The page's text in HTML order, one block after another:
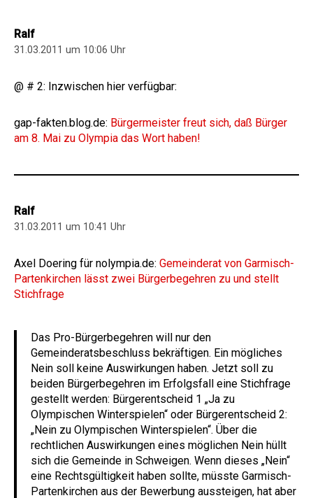
Ralf
31.03.2011 um 10:06 Uhr
@ # 2: Inzwischen hier verfügbar:
gap-fakten.blog.de: Bürgermeister freut sich, daß Bürger
am 8. Mai zu Olympia das Wort haben!
Ralf
31.03.2011 um 10:41 Uhr
Axel Doering für nolympia.de: Gemeinderat von Garmisch-
Partenkirchen lässt zwei Bürgerbegehren zu und stellt
Stichfrage
Das Pro-Bürgerbegehren will nur den
Gemeinderatsbeschluss bekräftigen. Ein mögliches
Nein soll keine Auswirkungen haben. Jetzt soll zu
beiden Bürgerbegehren im Erfolgsfall eine Stichfrage
gestellt werden: Bürgerentscheid 1 „Ja zu
Olympischen Winterspielen“ oder Bürgerentscheid 2:
„Nein zu Olympischen Winterspielen“. Über die
rechtlichen Auswirkungen eines möglichen Nein hüllt
sich die Gemeinde in Schweigen. Wenn dieses „Nein“
eine Rechtsgültigkeit haben sollte, müsste Garmisch-
Partenkirchen aus der Bewerbung aussteigen, hat aber